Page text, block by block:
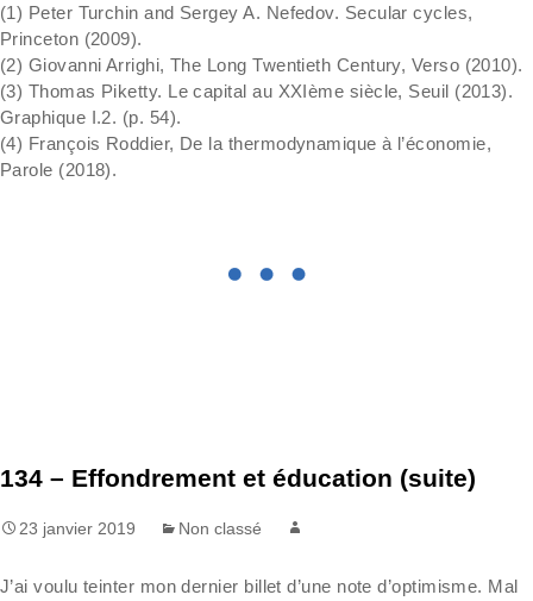
(1) Peter Turchin and Sergey A. Nefedov. Secular cycles,
Princeton (2009).
(2) Giovanni Arrighi, The Long Twentieth Century, Verso (2010).
(3) Thomas Piketty. Le capital au XXIème siècle, Seuil (2013).
Graphique I.2. (p. 54).
(4) François Roddier, De la thermodynamique à l’économie,
Parole (2018).
134 – Effondrement et éducation (suite)
23 janvier 2019 Non classé
J’ai voulu teinter mon dernier billet d’une note d’optimisme. Mal